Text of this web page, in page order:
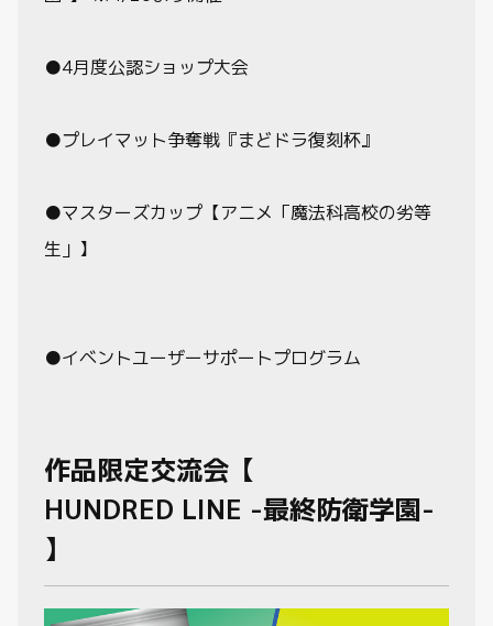
大会・イベント
おすすめデッキ
取扱店舗一覧
●4月度公認ショップ大会
●プレイマット争奪戦『まどドラ復刻杯』
●マスターズカップ【アニメ「魔法科高校の劣等
生」】
●イベントユーザーサポートプログラム
作品限定交流会【
HUNDRED LINE -最終防衛学園-
】